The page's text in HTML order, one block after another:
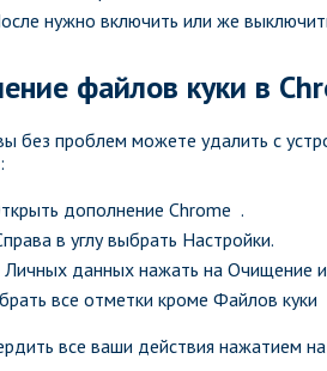
нужно включить или же
файлов куки в
без проблем можете удалить с
дополнение Chrome .
в углу выбрать Настройки.
Личных данных нажать на Очищение
все отметки кроме Файлов куки
все ваши действия нажатием